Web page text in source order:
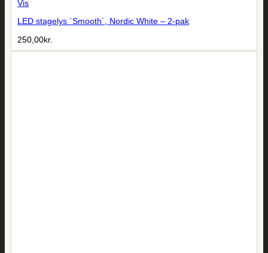
Vis
LED stagelys ´Smooth´, Nordic White – 2-pak
250,00kr.